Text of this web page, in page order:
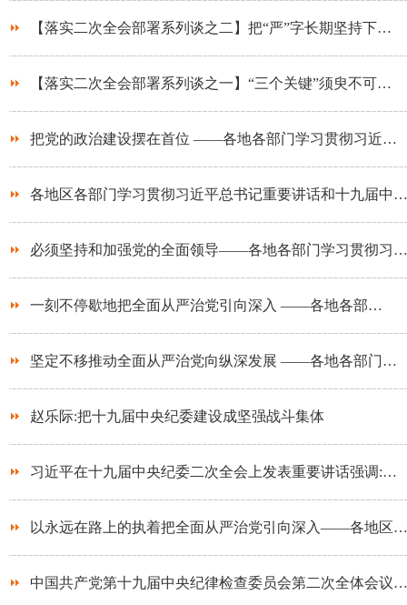
【落实二次全会部署系列谈之二】把“严”字长期坚持下…
【落实二次全会部署系列谈之一】“三个关键”须臾不可…
把党的政治建设摆在首位 ——各地各部门学习贯彻习近…
各地区各部门学习贯彻习近平总书记重要讲话和十九届中…
必须坚持和加强党的全面领导——各地各部门学习贯彻习…
一刻不停歇地把全面从严治党引向深入 ——各地各部…
坚定不移推动全面从严治党向纵深发展 ——各地各部门…
赵乐际:把十九届中央纪委建设成坚强战斗集体
习近平在十九届中央纪委二次全会上发表重要讲话强调:…
以永远在路上的执着把全面从严治党引向深入——各地区…
中国共产党第十九届中央纪律检查委员会第二次全体会议…